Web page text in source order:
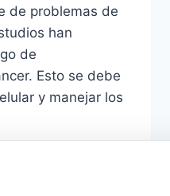
de problemas de
han
de
Esto se debe
y manejar los
ánimo y la
productivas y a